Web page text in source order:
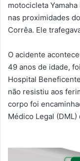
motocicleta
nas proximidades
Corrêa. Ele
O acidente
49 anos de idade,
Hospital
não resistiu aos
corpo foi
Médico Legal (DML)